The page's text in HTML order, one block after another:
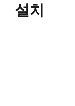
설치